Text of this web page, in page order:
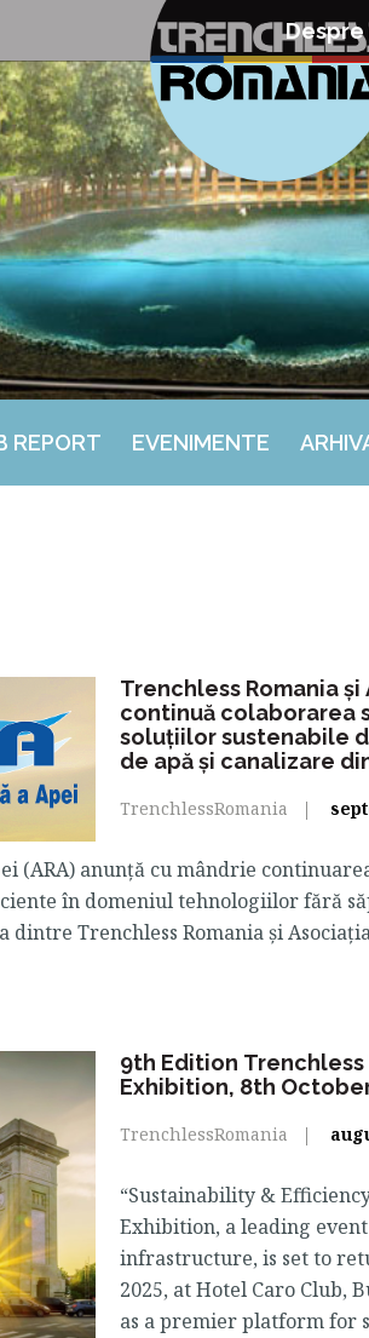
Despre
REPORT EVENIMENTE
Trenchless Romania și
continuă colaborarea
soluțiilor sustenabile
de apă și canalizare
TrenchlessRomania
(ARA) anunță cu mândrie
în domeniul tehnologiilor fără
dintre Trenchless Romania și
9th Edition
Exhibition, 8th
TrenchlessRomania
“Sustainability &
Exhibition, a leading
infrastructure, is set to
2025, at Hotel Caro Club,
as a premier platform for